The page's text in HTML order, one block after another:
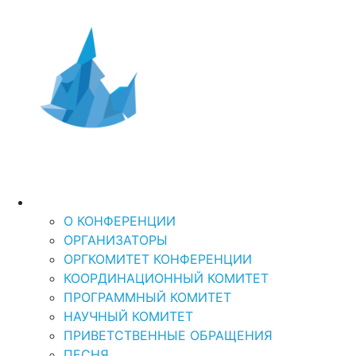
О КОНФЕРЕНЦИИ
ОРГАНИЗАТОРЫ
ОРГКОМИТЕТ КОНФЕРЕНЦИИ
КООРДИНАЦИОННЫЙ КОМИТЕТ
ПРОГРАММНЫЙ КОМИТЕТ
НАУЧНЫЙ КОМИТЕТ
ПРИВЕТСТВЕННЫЕ ОБРАЩЕНИЯ